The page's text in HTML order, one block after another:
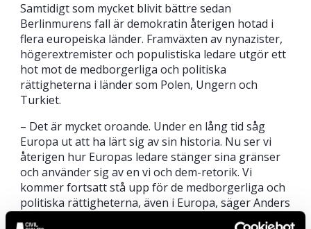
Samtidigt som mycket blivit bättre sedan
Berlinmurens fall är demokratin återigen hotad i
flera europeiska länder. Framväxten av nynazister,
högerextremister och populistiska ledare utgör ett
hot mot de medborgerliga och politiska
rättigheterna i länder som Polen, Ungern och
Turkiet.
– Det är mycket oroande. Under en lång tid såg
Europa ut att ha lärt sig av sin historia. Nu ser vi
återigen hur Europas ledare stänger sina gränser
och använder sig av en vi och dem-retorik. Vi
kommer fortsatt stå upp för de medborgerliga och
politiska rättigheterna, även i Europa, säger Anders